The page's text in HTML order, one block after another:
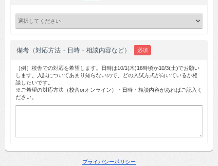
備考（対応方法・日時・相談内容など） 必須
［例］校舎での対応を希望します。日時は10/1(木)16時頃か10/3(土)でお願い
します。入試についてあまり知らないので、どの入試方式が向いているか相
談したいです。
※ご希望の対応方法（校舎orオンライン）・日時・相談内容があればご記入く
ださい。
プライバシーポリシー